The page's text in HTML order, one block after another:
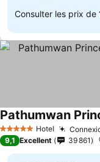
Consulter les prix de
5 Étoiles Hotel
Consulter les prix
9,1 Excellent 39 861